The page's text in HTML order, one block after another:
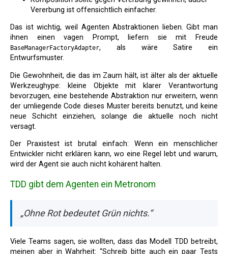
Vererbung ist offensichtlich einfacher.
Das ist wichtig, weil Agenten Abstraktionen lieben. Gibt man
ihnen einen vagen Prompt, liefern sie mit Freude
BaseManagerFactoryAdapter, als wäre Satire ein
Entwurfsmuster.
Die Gewohnheit, die das im Zaum hält, ist älter als der aktuelle
Werkzeughype: kleine Objekte mit klarer Verantwortung
bevorzugen, eine bestehende Abstraktion nur erweitern, wenn
der umliegende Code dieses Muster bereits benutzt, und keine
neue Schicht einziehen, solange die aktuelle noch nicht
versagt.
Der Praxistest ist brutal einfach: Wenn ein menschlicher
Entwickler nicht erklären kann, wo eine Regel lebt und warum,
wird der Agent sie auch nicht kohärent halten.
TDD gibt dem Agenten ein Metronom
„Ohne Rot bedeutet Grün nichts.“
Viele Teams sagen, sie wollten, dass das Modell TDD betreibt,
meinen aber in Wahrheit: “Schreib bitte auch ein paar Tests